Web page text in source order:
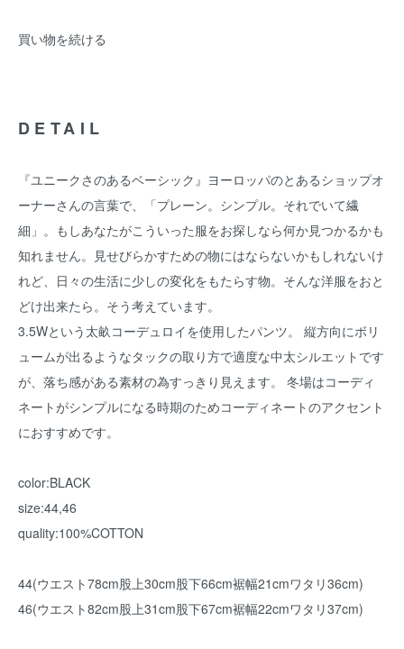
買い物を続ける
DETAIL
『ユニークさのあるベーシック』ヨーロッパのとあるショップオ
ーナーさんの言葉で、「プレーン。シンプル。それでいて繊
細」。もしあなたがこういった服をお探しなら何か見つかるかも
知れません。見せびらかすための物にはならないかもしれないけ
れど、日々の生活に少しの変化をもたらす物。そんな洋服をおと
どけ出来たら。そう考えています。
3.5Wという太畝コーデュロイを使用したパンツ。 縦方向にボリ
ュームが出るようなタックの取り方で適度な中太シルエットです
が、落ち感がある素材の為すっきり見えます。 冬場はコーディ
ネートがシンプルになる時期のためコーディネートのアクセント
におすすめです。
color:BLACK
size:44,46
quality:100%COTTON
44(ウエスト78cm股上30cm股下66cm裾幅21cmワタリ36cm)
46(ウエスト82cm股上31cm股下67cm裾幅22cmワタリ37cm)